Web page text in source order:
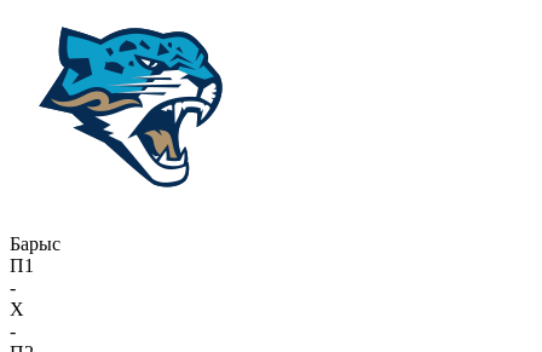
Барыс
П1
-
X
-